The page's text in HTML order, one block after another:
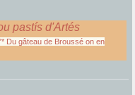
pastís d'Artés
Du gâteau de Broussé on en